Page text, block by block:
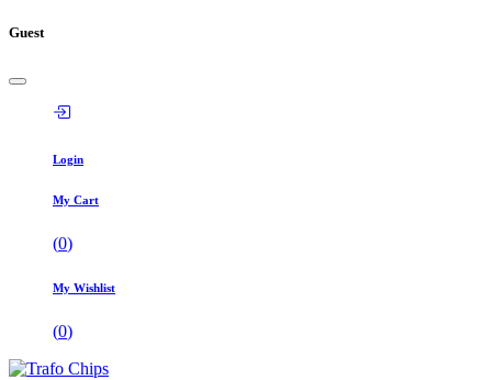
Guest
Login
My Cart
(0)
My Wishlist
(0)